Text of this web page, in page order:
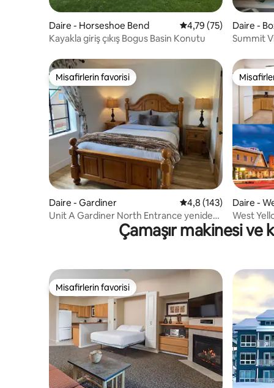
Daire - Horseshoe Bend 5 üzerinden ortalama
4,79 (75)
Kayakla giriş çıkış Bogus Basin Konutu
Daire -
Summit
Misafirlerin favorisi
Misafirlerin favorisi
Daire - Gardiner 5 üzerinden ortalama
4,8 (143)
Unit A Gardiner North Entrance yeniden
tasarlanmış motel odası
Daire -
West
Çamaşır makinesi ve
Misafirlerin favorisi
Misafirlerin favorisi